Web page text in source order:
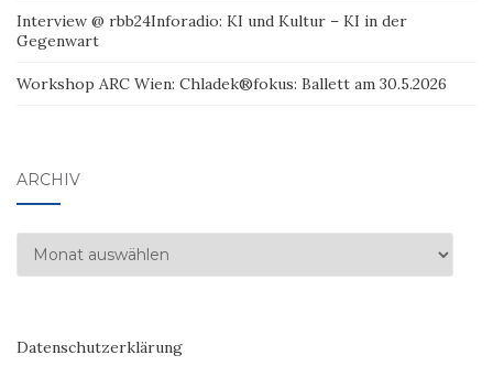
Interview @ rbb24Inforadio: KI und Kultur – KI in der
Gegenwart
Workshop ARC Wien: Chladek®fokus: Ballett am 30.5.2026
ARCHIV
Archiv
Datenschutzerklärung